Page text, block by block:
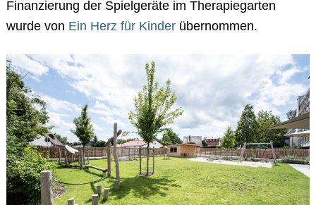
Finanzierung der Spielgeräte im Therapiegarten
wurde von Ein Herz für Kinderübernommen.